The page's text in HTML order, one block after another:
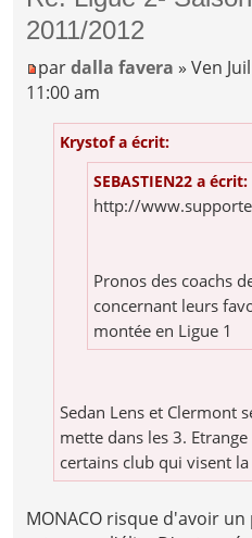
2011/2012
pardalla favera » Ven
11:00 am
Krystof a écrit:
SEBASTIEN22 a écrit:
http://
Pronos des coachs
concernant leurs
montée en Ligue 1
Sedan Lens et Clermont
mette dans les 3.
certains club qui visent
MONACO risque d'avoir un